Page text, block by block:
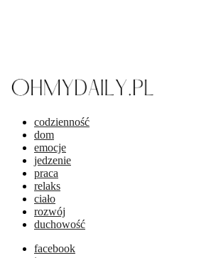
codzienność
dom
emocje
jedzenie
praca
relaks
ciało
rozwój
duchowość
facebook